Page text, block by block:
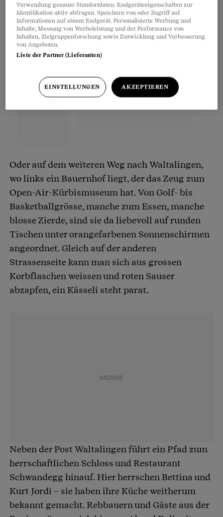
Partnerinhalte
Oder auf dem weiteren Weg nach Waltalingen,
wo links ein Bauernhof liegt, der das Zeug zum
Open-Air-Kürbismuseum hat. Von Golf- bis
Basketballgrösse, manche zum Essen, manche
blosse Zierde, sind sie da liebevoll auf runden
Tischen unter orangefarbenen Sonnenschirmen
angeordnet. Gleich auf der anderen
Strassenseite kann man sich aus grossen
Korbflaschen weissen und roten Sauser
abzapfen, ein Kässeli steht parat.
Neben der Post Waltalingen führt ein Pfad zum
herrschaftlichen Schloss und Restaurant
Schwandegg hinauf. Hier herrschen Bettina und
Kurt Jordi – sie haben ihre Küche weitherum
bekannt gemacht. Rebbauern und Gäste aus der
Verwendung genauer Standortdaten. Endgeräteeigenschaften zur
Identifikation aktiv abfragen. Speichern von oder Zugriff auf
Informationen auf einem Endgerät. Personalisierte Werbung und
Inhalte, Messung von Werbeleistung und der Performance von
Inhalten, Zielgruppenforschung sowie Entwicklung und Verbesserung
von Angeboten.
Liste der Partner (Lieferanten)
EINSTELLUNGEN AKZEPTIEREN